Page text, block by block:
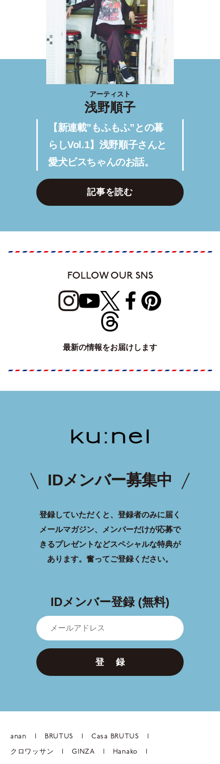
アーティスト
浅野順子
【新連載”もふもふ”との暮
らしVol.1】浅野順子さんと
愛犬ビスちゃんのお話。
記事を読む
FOLLOW OUR SNS
最新の情報をお届けします
IDメンバー募集中
登録していただくと、登録者のみに届く
メールマガジン、メンバーだけが応募で
きるプレゼントなどスペシャルな特典が
あります。 奮ってご登録ください。
IDメンバー登録 (無料)
登 録
anan BRUTUS Casa BRUTUS
クロワッサン GINZA Hanako